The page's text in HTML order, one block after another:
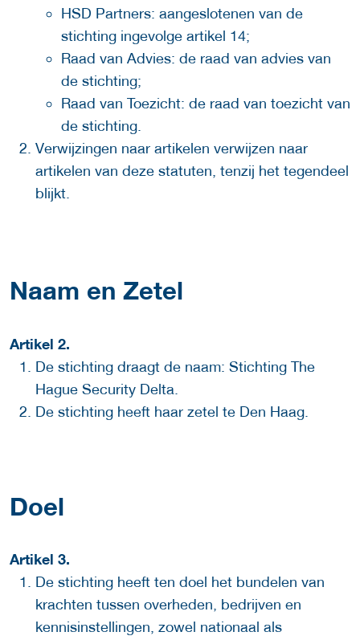
HSD Partners: aangeslotenen van de
stichting ingevolge artikel 14;
Raad van Advies: de raad van advies van
de stichting;
Raad van Toezicht: de raad van toezicht van
de stichting.
Verwijzingen naar artikelen verwijzen naar
artikelen van deze statuten, tenzij het tegendeel
blijkt.
Naam en Zetel
Artikel 2.
De stichting draagt de naam: Stichting The
Hague Security Delta.
De stichting heeft haar zetel te Den Haag.
Doel
Artikel 3.
De stichting heeft ten doel het bundelen van
krachten tussen overheden, bedrijven en
kennisinstellingen, zowel nationaal als